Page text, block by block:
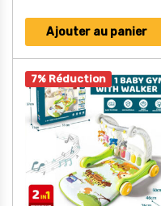
Ajouter au panier
7% Réduction